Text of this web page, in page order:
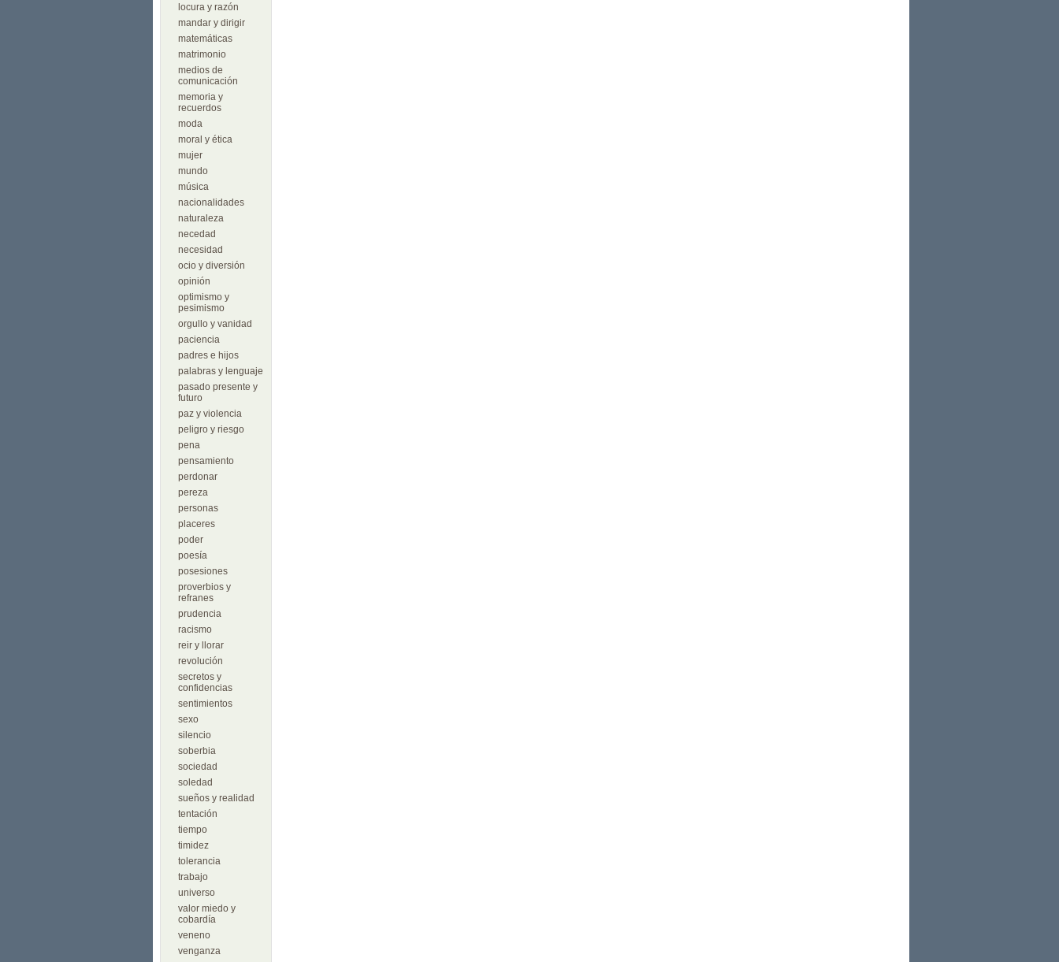
locura y razón
mandar y dirigir
matemáticas
matrimonio
medios de
comunicación
memoria y
recuerdos
moda
moral y ética
mujer
mundo
música
nacionalidades
naturaleza
necedad
necesidad
ocio y diversión
opinión
optimismo y
pesimismo
orgullo y vanidad
paciencia
padres e hijos
palabras y lenguaje
pasado presente y
futuro
paz y violencia
peligro y riesgo
pena
pensamiento
perdonar
pereza
personas
placeres
poder
poesía
posesiones
proverbios y
refranes
prudencia
racismo
reir y llorar
revolución
secretos y
confidencias
sentimientos
sexo
silencio
soberbia
sociedad
soledad
sueños y realidad
tentación
tiempo
timidez
tolerancia
trabajo
universo
valor miedo y
cobardía
veneno
venganza